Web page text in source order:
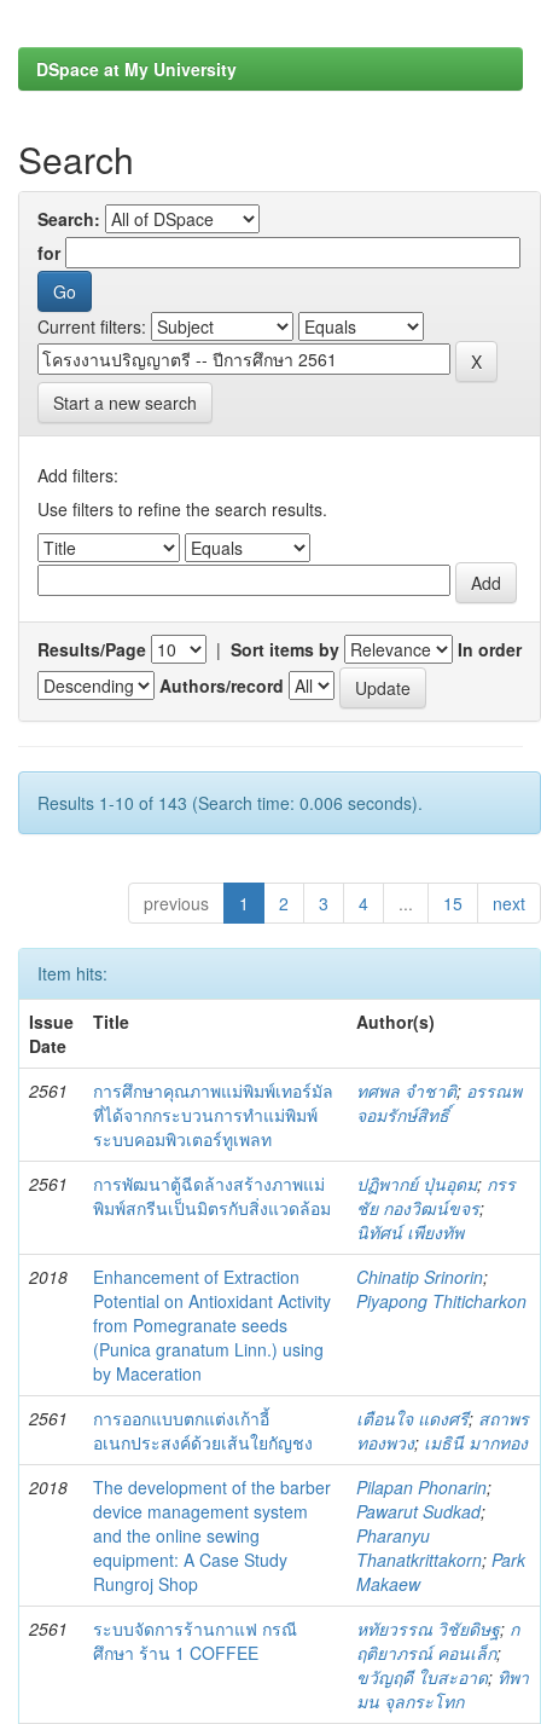
DSpace at My University
Search
Search:
for
Current filters:
Start a new search
Add filters:
Use filters to refine the search results.
Results/Page | Sort items by
In order
Authors/record
Results 1-10 of 143 (Search time: 0.006 seconds).
previous 1 2 3 4 ... 15 next
Item hits:
Issue
Date
Title Author(s)
2561
การศึกษาคุณภาพแม่พิมพ์เทอร์มัล
ที่ได้จากกระบวนการทำแม่พิมพ์
ระบบคอมพิวเตอร์ทูเพลท
ทศพล จำชาติ; อรรณพ
จอมรักษ์สิทธิ์
2561
การพัฒนาตู้ฉีดล้างสร้างภาพแม่
พิมพ์สกรีนเป็นมิตรกับสิ่งแวดล้อม
ปฏิพากย์ ปุ่นอุดม; กรร
ชัย กองวิฒน์ขจร;
นิทัศน์ เพียงทัพ
2018
Enhancement of Extraction
Potential on Antioxidant Activity
from Pomegranate seeds
(Punica granatum Linn.) using
by Maceration
Chinatip Srinorin;
Piyapong Thiticharkon
2561
การออกแบบตกแต่งเก้าอี้
อเนกประสงค์ด้วยเส้นใยกัญชง
เตือนใจ แดงศรี; สถาพร
ทองพวง; เมธินี มากทอง
2018
The development of the barber
device management system
and the online sewing
equipment: A Case Study
Rungroj Shop
Pilapan Phonarin;
Pawarut Sudkad;
Pharanyu
Thanatkrittakorn; Park
Makaew
2561
ระบบจัดการร้านกาแฟ กรณี
ศึกษา ร้าน 1 COFFEE
หทัยวรรณ วิชัยดิษฐ; ก
ฤติยาภรณ์ คอนเล็ก;
ขวัญฤดี ใบสะอาด; ทิพา
มน จุลกระโทก